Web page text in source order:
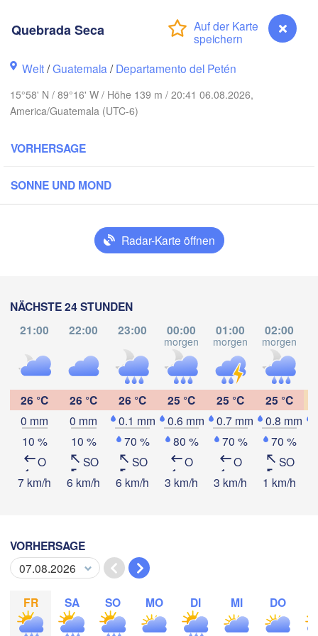
Quebrada Seca
Welt/Guatemala /Departamento del Petén
15°58' N / 89°16' W / Höhe 139 m / 20:41 06.08.2026,
America/Guatemala (UTC-6)
VORHERSAGE
SONNE UND MOND
Radar-Karte öffnen
NÄCHSTE 24 STUNDEN
21:00
22:00 23:00 00:00
morgen
01:00
morgen
02:00
morgen
26 °C
0 mm
10 %
O
7 km/h
26 °C
0 mm
10 %
SO
6 km/h
26 °C
0.1 mm
70 %
SO
6 km/h
25 °C
0.6 mm
80 %
O
3 km/h
25 °C
0.7 mm
70 %
O
3 km/h
25 °C
0.8 mm
70 %
SO
1 km/h
VORHERSAGE
FR SA SO MO DI MI DO
Temperatur
Di
04. Aug
Mi
05. Aug
Do
06. Aug 07. Aug
00:00 01:00 02:00 03:00 04 05 :00 :00
App herunterladen
Guatemala
GUATEMALA
Tegucigalpa
Managua
San Pedro Sula
San Salvador
Catacamas
NICARAGUA
HONDURAS
Quebrada Seca